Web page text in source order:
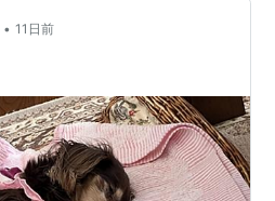
• 11日前